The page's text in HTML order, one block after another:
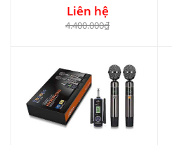
Liên hệ
4.400.000₫